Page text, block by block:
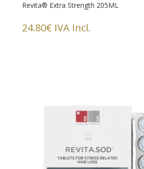
Revita® Extra Strength 205ML
24.80€ IVA Incl.